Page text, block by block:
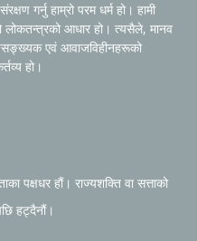
गर्नु हाम्रो परम धर्म हो। हामी
लोकतन्त्रको आधार हो। त्यसैले, मानव
एवं आवाजविहीनहरूको
हो।
पक्षधर हौं। राज्यशक्ति वा सत्ताको
हट्दैनौं।